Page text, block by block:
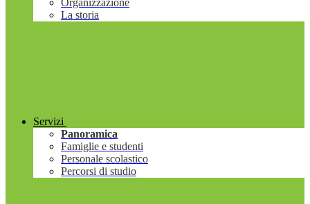
Organizzazione
La storia
Servizi
Panoramica
Famiglie e studenti
Personale scolastico
Percorsi di studio